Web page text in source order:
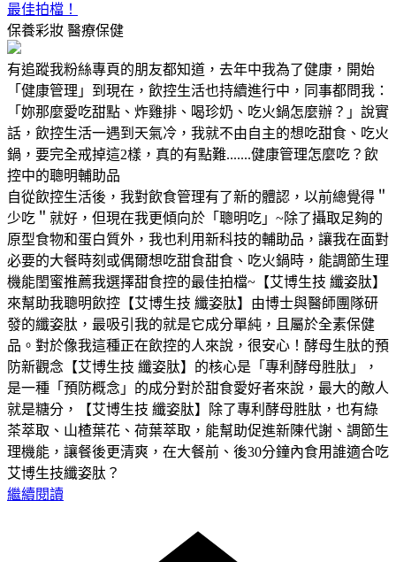
最佳拍檔！
保養彩妝 醫療保健
有追蹤我粉絲專頁的朋友都知道，去年中我為了健康，開始
「健康管理」到現在，飲控生活也持續進行中，同事都問我：
「妳那麼愛吃甜點、炸雞排、喝珍奶、吃火鍋怎麼辦？」說實
話，飲控生活一遇到天氣冷，我就不由自主的想吃甜食、吃火
鍋，要完全戒掉這2樣，真的有點難.......健康管理怎麼吃？飲
控中的聰明輔助品
自從飲控生活後，我對飲食管理有了新的體認，以前總覺得＂
少吃＂就好，但現在我更傾向於「聰明吃」~除了攝取足夠的
原型食物和蛋白質外，我也利用新科技的輔助品，讓我在面對
必要的大餐時刻或偶爾想吃甜食甜食、吃火鍋時，能調節生理
機能閨蜜推薦我選擇甜食控的最佳拍檔~【艾博生技 纖姿肽】
來幫助我聰明飲控【艾博生技 纖姿肽】由博士與醫師團隊研
發的纖姿肽，最吸引我的就是它成分單純，且屬於全素保健
品。對於像我這種正在飲控的人來說，很安心！酵母生肽的預
防新觀念【艾博生技 纖姿肽】的核心是「專利酵母胜肽」，
是一種「預防概念」的成分對於甜食愛好者來說，最大的敵人
就是糖分，【艾博生技 纖姿肽】除了專利酵母胜肽，也有綠
茶萃取、山楂葉花、荷葉萃取，能幫助促進新陳代謝、調節生
理機能，讓餐後更清爽，在大餐前、後30分鐘內食用誰適合吃
艾博生技纖姿肽？
繼續閱讀